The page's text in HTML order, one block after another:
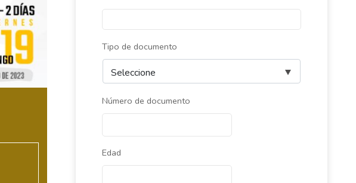
Tipo de documento
Número de documento
Edad